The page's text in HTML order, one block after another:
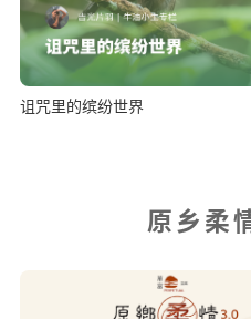
诅咒里的缤纷世界
原乡柔